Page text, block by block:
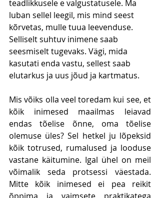
teadlikkusele e valgustatusele. Ma
luban sellel leegil, mis mind seest
kõrvetas, mulle tuua leevenduse.
Selliselt suhtuv inimene saab
seesmiselt tugevaks. Vägi, mida
kasutati enda vastu, sellest saab
elutarkus ja uus jõud ja kartmatus.
Mis võiks olla veel toredam kui see, et
kõik inimesed maailmas leiavad
endas tõelise õnne, oma tõelise
olemuse üles? Sel hetkel ju lõpeksid
kõik totrused, rumalused ja looduse
vastane käitumine. Igal ühel on meil
võimalik seda protsessi väestada.
Mitte kõik inimesed ei pea reikit